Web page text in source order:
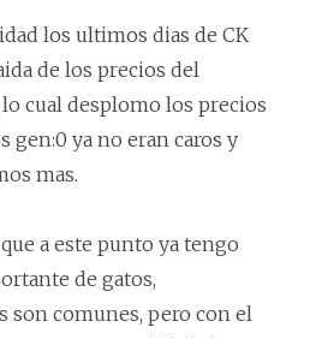
los ultimos dias de CK
de los precios del
cual desplomo los precios
gen:0 ya no eran caros y
mas.
a este punto ya tengo
de gatos,
son comunes, pero con el